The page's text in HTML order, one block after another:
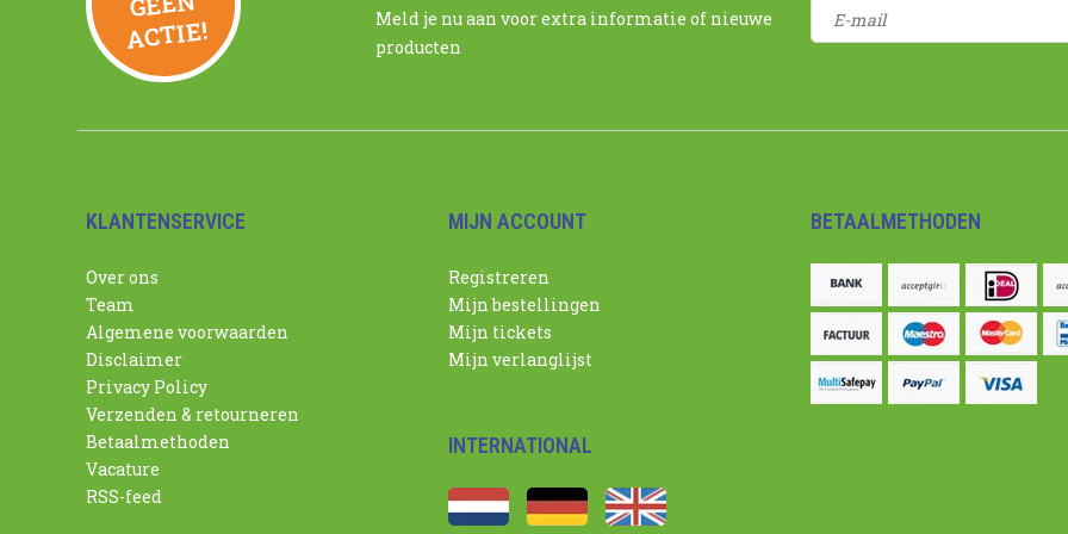
ACTIE!
Meld je nu aan voor extra informatie of nieuwe
producten
KLANTENSERVICE
Over ons
Team
Algemene voorwaarden
Disclaimer
Privacy Policy
Verzenden & retourneren
Betaalmethoden
Vacature
RSS-feed
MIJN ACCOUNT
Registreren
Mijn bestellingen
Mijn tickets
Mijn verlanglijst
INTERNATIONAL
BETAALMETHODEN